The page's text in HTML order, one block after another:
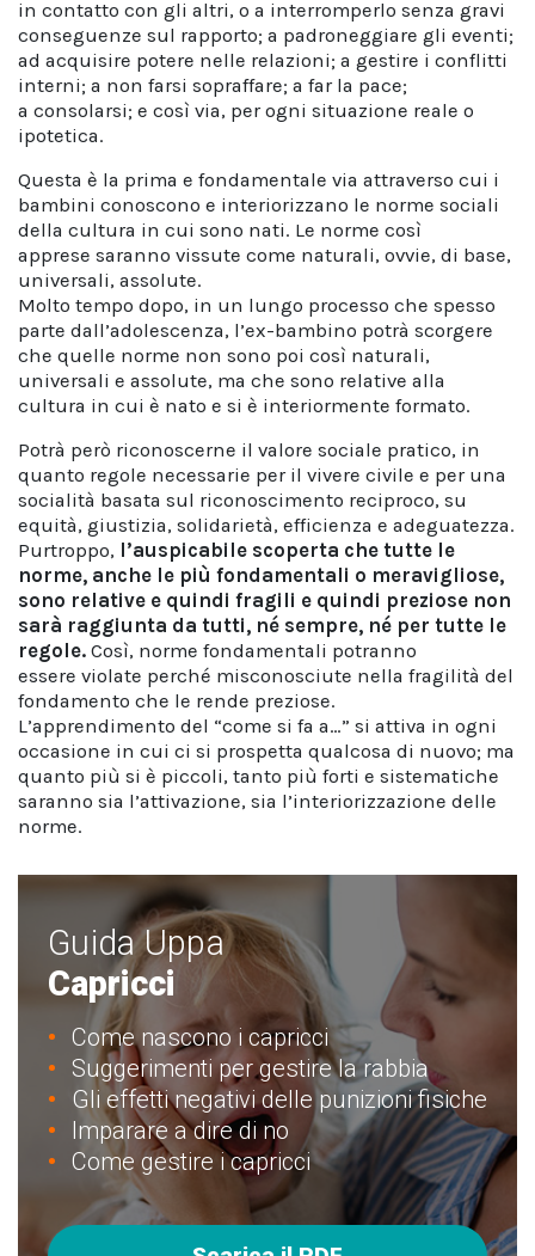
in contatto con gli altri, o a interromperlo senza gravi
conseguenze sul rapporto; a padroneggiare gli eventi;
ad acquisire potere nelle relazioni; a gestire i conflitti
interni; a non farsi sopraffare; a far la pace;
a consolarsi; e così via, per ogni situazione reale o
ipotetica.
Questa è la prima e fondamentale via attraverso cui i
bambini conoscono e interiorizzano le norme sociali
della cultura in cui sono nati. Le norme così
apprese saranno vissute come naturali, ovvie, di base,
universali, assolute.
Molto tempo dopo, in un lungo processo che spesso
parte dall’adolescenza, l’ex-bambino potrà scorgere
che quelle norme non sono poi così naturali,
universali e assolute, ma che sono relative alla
cultura in cui è nato e si è interiormente formato.
Potrà però riconoscerne il valore sociale pratico, in
quanto regole necessarie per il vivere civile e per una
socialità basata sul riconoscimento reciproco, su
equità, giustizia, solidarietà, efficienza e adeguatezza.
Purtroppo,
l’auspicabile scoperta che tutte le
norme, anche le più fondamentali o meravigliose,
sono relative e quindi fragili e quindi preziose non
sarà raggiunta da tutti, né sempre, né per tutte le
regole. Così, norme fondamentali potranno
essere violate perché misconosciute nella fragilità del
fondamento che le rende preziose.
L’apprendimento del “come si fa a…” si attiva in ogni
occasione in cui ci si prospetta qualcosa di nuovo; ma
quanto più si è piccoli, tanto più forti e sistematiche
saranno sia l’attivazione, sia l’interiorizzazione delle
norme.
Guida Uppa
Capricci
Come nascono i capricci
Suggerimenti per gestire la rabbia
Gli effetti negativi delle punizioni fisiche
Imparare a dire di no
Come gestire i capricci